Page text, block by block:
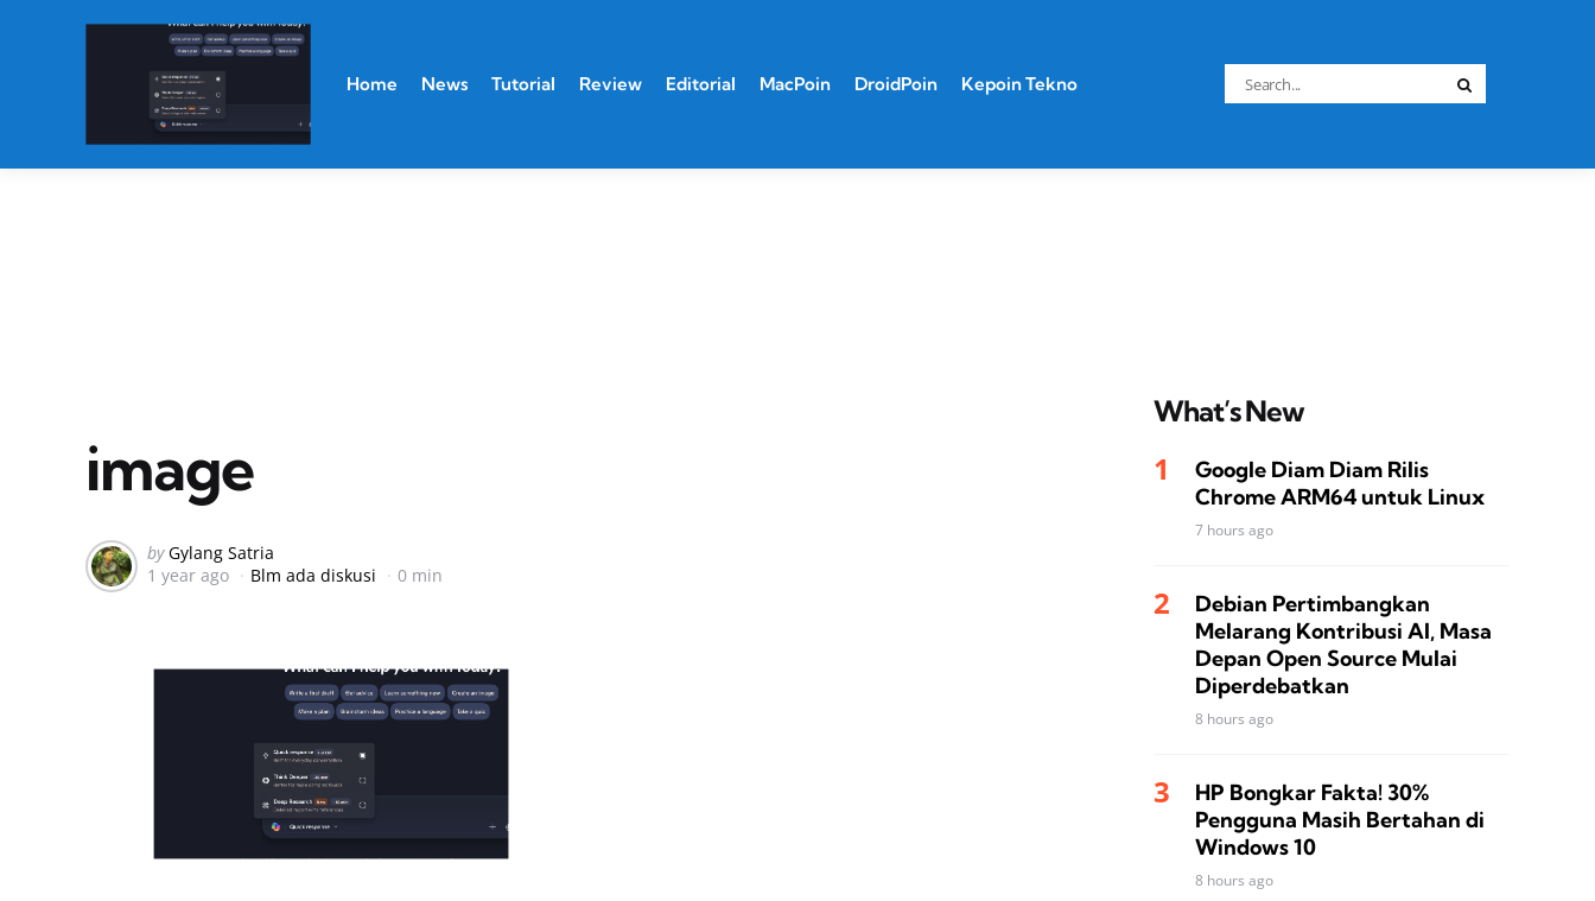
Home News Tutorial Review Editorial MacPoin DroidPoin Kepoin Tekno
Search
for:
image
Posted
by
by Gylang Satria
1 year ago
Blm ada diskusi 0 min
What’s New
Google Diam Diam Rilis
Chrome ARM64 untuk Linux
7 hours ago
Debian Pertimbangkan
Melarang Kontribusi AI, Masa
Depan Open Source Mulai
Diperdebatkan
8 hours ago
HP Bongkar Fakta! 30%
Pengguna Masih Bertahan di
Windows 10
8 hours ago